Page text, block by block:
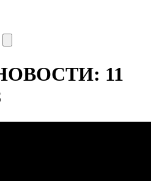
11